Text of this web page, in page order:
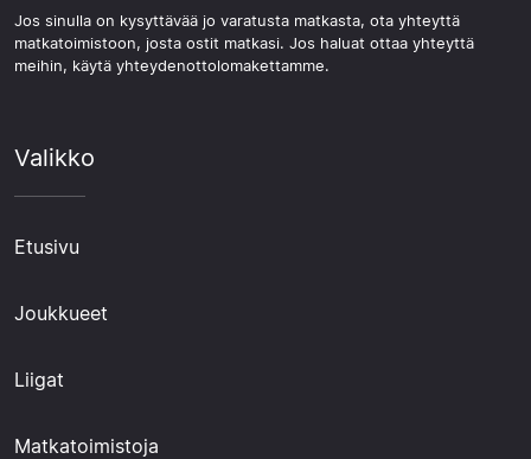
Jos sinulla on kysyttävää jo varatusta matkasta, ota yhteyttä
matkatoimistoon, josta ostit matkasi. Jos haluat ottaa yhteyttä
meihin, käytä yhteydenottolomakettamme.
Valikko
Etusivu
Joukkueet
Liigat
Matkatoimistoja